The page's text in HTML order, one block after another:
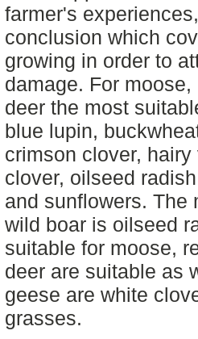
farmer's
conclusion which
growing in order to
damage. For
deer the most
blue lupin,
crimson clover,
clover, oilseed
and sunflowers. The
wild boar is oilseed
suitable for moose,
deer are suitable as
geese are white
grasses.